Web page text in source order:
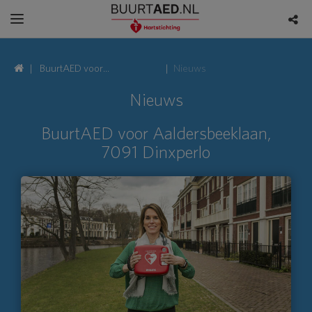
BuurtAED voor
Aaldersbeeklaan, 7091
Nieuws
Nieuws
BuurtAED voor Aaldersbeeklaan,
7091 Dinxperlo